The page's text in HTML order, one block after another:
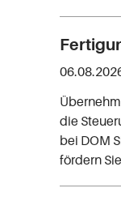
die
bei DOM
fördern